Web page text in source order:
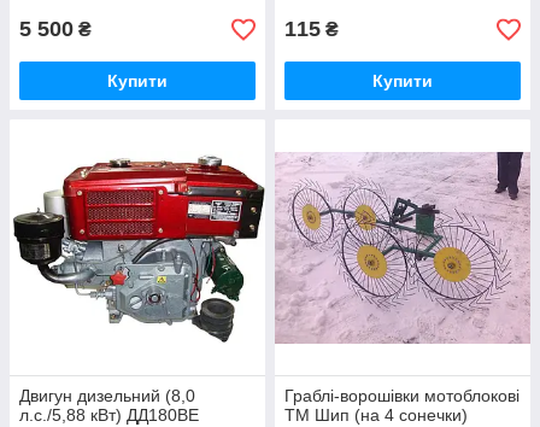
5 500 ₴
Купити
115 ₴
Купити
Двигун дизельний (8,0
л.с./5,88 кВт) ДД180ВЕ
Граблі-ворошівки мотоблокові
ТМ Шип (на 4 сонечки)